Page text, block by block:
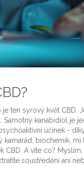
ten syrový květ CBD.
Samotný kanabidiol je
účinek -
biochemik,
CBD. A víte co?
soustředění ani